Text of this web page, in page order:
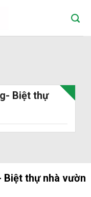
Biệt thự
Biệt thự nhà vườn